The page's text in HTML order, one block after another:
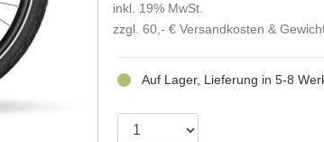
inkl. 19% MwSt.
zzgl. 60,- € Versandkosten &
Auf Lager, Lieferung in 5-8